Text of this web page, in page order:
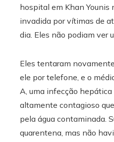
hospital em Khan Younis
invadida por vítimas de
dia. Eles não podiam ver
Eles tentaram
ele por telefone, e o
A, uma infecção hepática
altamente contagioso
pela água contaminada.
quarentena, mas não